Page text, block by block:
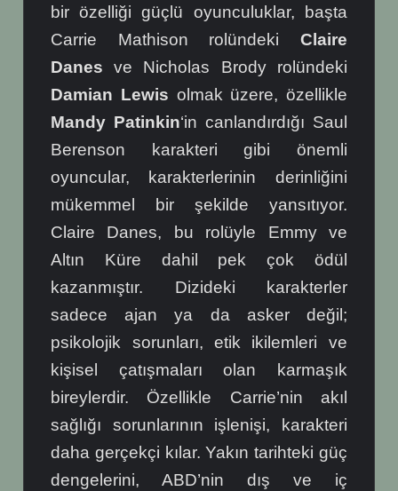
bir özelliği güçlü oyunculuklar, başta
Carrie Mathison rolündeki Claire
Danes ve Nicholas Brody rolündeki
Damian Lewis olmak üzere, özellikle
Mandy Patinkin‘in canlandırdığı Saul
Berenson karakteri gibi önemli
oyuncular, karakterlerinin derinliğini
mükemmel bir şekilde yansıtıyor.
Claire Danes, bu rolüyle Emmy ve
Altın Küre dahil pek çok ödül
kazanmıştır. Dizideki karakterler
sadece ajan ya da asker değil;
psikolojik sorunları, etik ikilemleri ve
kişisel çatışmaları olan karmaşık
bireylerdir. Özellikle Carrie’nin akıl
sağlığı sorunlarının işlenişi, karakteri
daha gerçekçi kılar.Yakın tarihteki güç
dengelerini, ABD’nin dış ve iç